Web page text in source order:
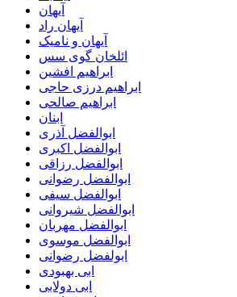
آیهان
آیهان راد
آیهان و نامیک
ائلخان گوی سس
ابراهیم افشین
ابراهیم درزی حاجی
ابراهیم صالحی
ابنان
ابوالفضل آذری
ابوالفضل اکبری
ابوالفضل رزاقی
ابوالفضل رضوانی
ابوالفضل سیفی
ابوالفضل شیروانی
ابوالفضل مهربان
ابوالفضل موسوی
ابولفضل رضوانی
ابی بهبودی
ابی دولابی